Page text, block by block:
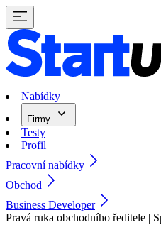
Nabídky
Firmy
Testy
Profil
Pracovní nabídky
Obchod
Business Developer
Pravá ruka obchodního ředitele |